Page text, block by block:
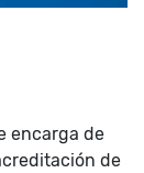
encarga de
de